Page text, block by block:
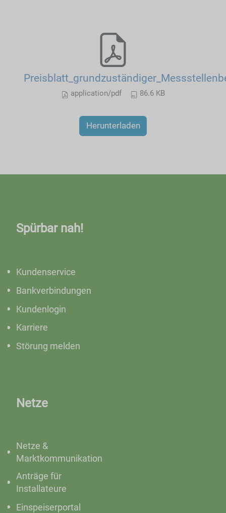
application/pdf 86.6 KB
Herunterladen
Spürbar nah!
Kundenservice
Bankverbindungen
Kundenlogin
Karriere
Störung melden
Netze
Netze &
Marktkommunikation
Anträge für
Installateure
Einspeiserportal